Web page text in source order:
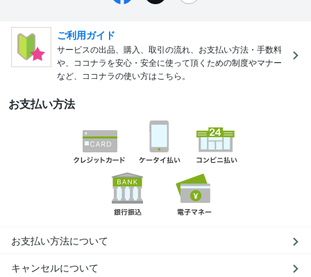
ご利用ガイド
サービスの出品、購入、取引の流れ、お支払い方法・手数料
や、ココナラを安心・安全に使って頂くための制度やマナー
など、ココナラの使い方はこちら。
お支払い方法
お支払い方法について
キャンセルについて